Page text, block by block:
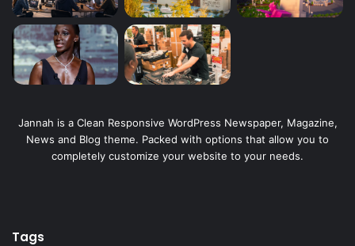
Jannah is a Clean Responsive WordPress Newspaper, Magazine,
News and Blog theme. Packed with options that allow you to
completely customize your website to your needs.
Tags